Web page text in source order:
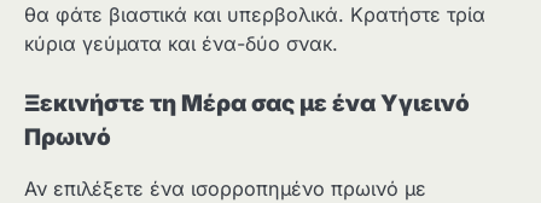
θα φάτε βιαστικά και υπερβολικά. Κρατήστε τρία
κύρια γεύματα και ένα-δύο σνακ.
Ξεκινήστε τη Μέρα σας με ένα Υγιεινό
Πρωινό
Αν επιλέξετε ένα ισορροπημένο πρωινό με